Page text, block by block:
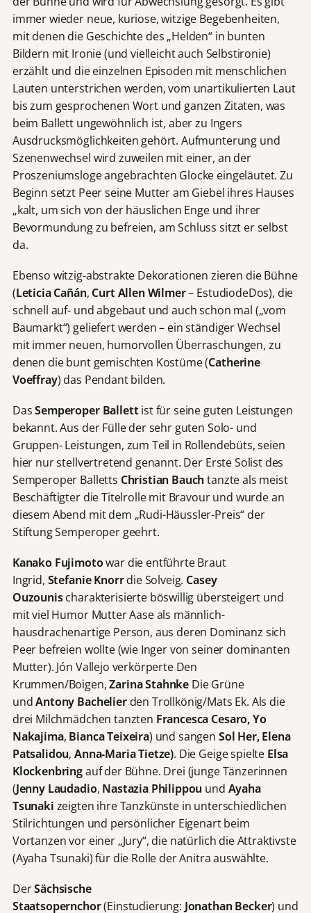
immer wieder neue, kuriose, witzige Begebenheiten,
mit denen die Geschichte des „Helden“ in bunten
Bildern mit Ironie (und vielleicht auch Selbstironie)
erzählt und die einzelnen Episoden mit menschlichen
Lauten unterstrichen werden, vom unartikulierten Laut
bis zum gesprochenen Wort und ganzen Zitaten, was
beim Ballett ungewöhnlich ist, aber zu Ingers
Ausdrucksmöglichkeiten gehört. Aufmunterung und
Szenenwechsel wird zuweilen mit einer, an der
Proszeniumsloge angebrachten Glocke eingeläutet. Zu
Beginn setzt Peer seine Mutter am Giebel ihres Hauses
„kalt, um sich von der häuslichen Enge und ihrer
Bevormundung zu befreien, am Schluss sitzt er selbst
da.
Ebenso witzig-abstrakte Dekorationen zieren die Bühne
(Leticia Cañán, Curt Allen Wilmer– EstudiodeDos), die
schnell auf- und abgebaut und auch schon mal („vom
Baumarkt“) geliefert werden – ein ständiger Wechsel
mit immer neuen, humorvollen Überraschungen, zu
denen die bunt gemischten Kostüme (Catherine
Voeffray) das Pendant bilden.
DasSemperoper Ballettist für seine guten Leistungen
bekannt. Aus der Fülle der sehr guten Solo- und
Gruppen- Leistungen, zum Teil in Rollendebüts, seien
hier nur stellvertretend genannt. Der Erste Solist des
Semperoper Balletts Christian Bauchtanzte als meist
Beschäftigter die Titelrolle mit Bravour und wurde an
diesem Abend mit dem „Rudi-Häussler-Preis“ der
Stiftung Semperoper geehrt.
Kanako Fujimotowar die entführte Braut
Ingrid, Stefanie Knorrdie Solveig. Casey
Ouzounischarakterisierte böswillig übersteigert und
mit viel Humor Mutter Aase als männlich-
hausdrachenartige Person, aus deren Dominanz sich
Peer befreien wollte (wie Inger von seiner dominanten
Mutter). Jón Vallejo verkörperte Den
Krummen/Boigen,Zarina Stahnke Die Grüne
undAntony Bachelier den Trollkönig/Mats Ek. Als die
drei Milchmädchen tanzten Francesca Cesaro, Yo
Nakajima, Bianca Teixeira) und sangen Sol Her, Elena
Patsalidou, Anna-Maria Tietze). Die Geige spielte Elsa
Klockenbringauf der Bühne. Drei (junge Tänzerinnen
(Jenny Laudadio, Nastazia Philippou und Ayaha
Tsunaki zeigten ihre Tanzkünste in unterschiedlichen
Stilrichtungen und persönlicher Eigenart beim
Vortanzen vor einer „Jury“, die natürlich die Attraktivste
(Ayaha Tsunaki) für die Rolle der Anitra auswählte.
DerSächsische
Staatsopernchor(Einstudierung: Jonathan Becker) und